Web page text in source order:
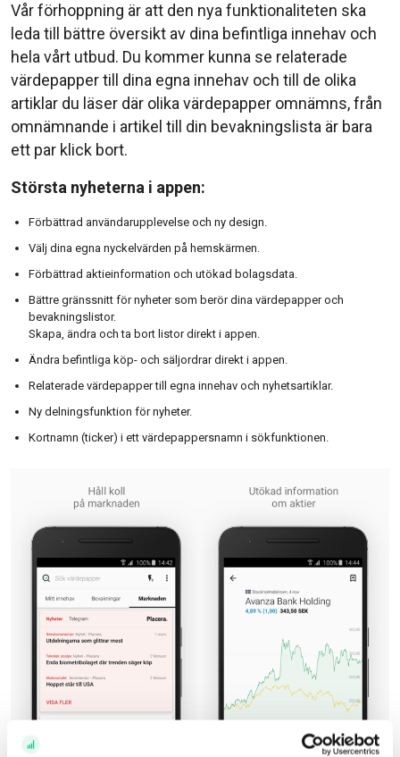
Vår förhoppning är att den nya funktionaliteten ska
leda till bättre översikt av dina befintliga innehav och
hela vårt utbud. Du kommer kunna se relaterade
värdepapper till dina egna innehav och till de olika
artiklar du läser där olika värdepapper omnämns, från
omnämnande i artikel till din bevakningslista är bara
ett par klick bort.
Största nyheterna i appen:
Förbättrad användarupplevelse och ny design.
Välj dina egna nyckelvärden på hemskärmen.
Förbättrad aktieinformation och utökad bolagsdata.
Bättre gränssnitt för nyheter som berör dina värdepapper och
bevakningslistor.
Skapa, ändra och ta bort listor direkt i appen.
Ändra befintliga köp- och säljordrar direkt i appen.
Relaterade värdepapper till egna innehav och nyhetsartiklar.
Ny delningsfunktion för nyheter.
Kortnamn (ticker) i ett värdepappersnamn i sökfunktionen.